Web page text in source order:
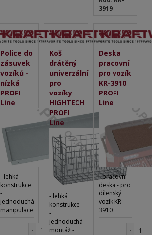
3919
Police do
zásuvek
vozíků -
nízká
PROFI
Line
- lehká
konstrukce
-
jednoduchá
manipulace
-
Koš
drátěný
univerzální
pro
vozíky
HIGHTECH
PROFI
Line
- lehká
konstrukce
-
jednoduchá
montáž -
Deska
pracovní
pro vozík
KR-3910
PROFI
Line
- pracovní
deska - pro
dílenský
vozík KR-
3910
-